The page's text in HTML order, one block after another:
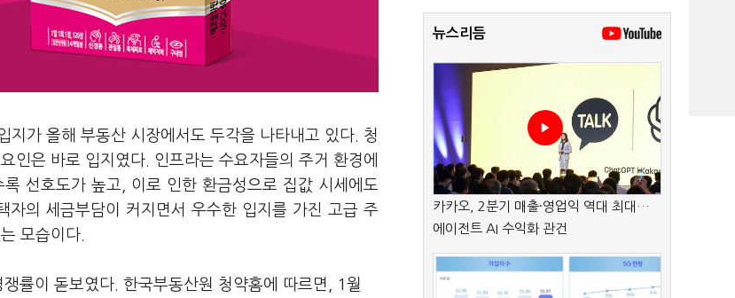
가 올해 부동산 시장에서도 두각을 나타내고 있다. 청
인은 바로 입지였다. 인프라는 수요자들의 주거 환경에
선호도가 높고, 이로 인한 환금성으로 집값 시세에도
의 세금부담이 커지면서 우수한 입지를 가진 고급 주
모습이다.
률이 돋보였다. 한국부동산원 청약홈에 따르면, 1월
뉴스리듬
카카오, 2분기 매출·영업익 역대 최대…
에이전트 AI 수익화 관건